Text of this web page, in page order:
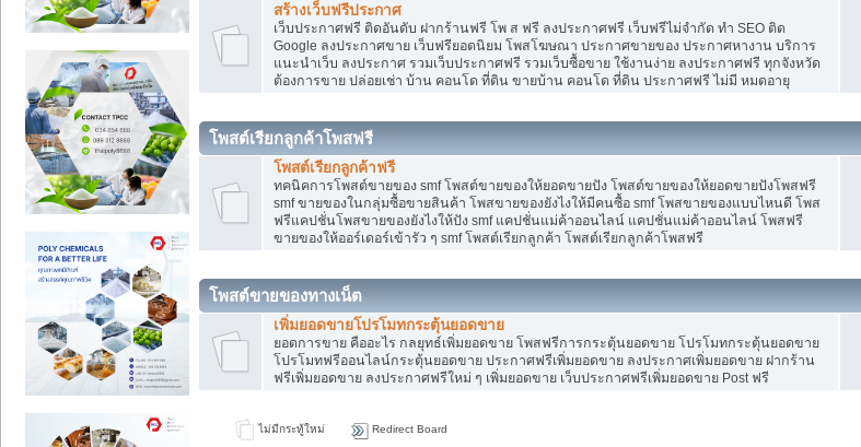
สร้างเว็บฟรีประกาศ
เว็บประกาศฟรี ติดอันดับ ฝากร้านฟรี โพ ส ฟรี ลงประกาศฟรี เว็บฟรีไม่จำกัด ทำ SEO ติด
Google ลงประกาศขาย เว็บฟรียอดนิยม โพสโฆษณา ประกาศขายของ ประกาศหางาน บริการ
แนะนำเว็บ ลงประกาศ รวมเว็บประกาศฟรี รวมเว็บซื้อขาย ใช้งานง่าย ลงประกาศฟรี ทุกจังหวัด
ต้องการขาย ปล่อยเช่า บ้าน คอนโด ที่ดิน ขายบ้าน คอนโด ที่ดิน ประกาศฟรี ไม่มี หมดอายุ
โพสต์เรียกลูกค้าโพสฟรี
โพสต์เรียกลูกค้าฟรี
ทคนิคการโพสต์ขายของ smf โพสต์ขายของให้ยอดขายปัง โพสต์ขายของให้ยอดขายปังโพสฟรี
smf ขายของในกลุ่มซื้อขายสินค้า โพสขายของยังไงให้มีคนซื้อ smf โพสขายของแบบไหนดี โพส
ฟรีแคปชั่นโพสขายของยังไงให้ปัง smf แคปชั่นแม่ค้าออนไลน์ แคปชั่นแม่ค้าออนไลน์ โพสฟรี
ขายของให้ออร์เดอร์เข้ารัว ๆ smf โพสต์เรียกลูกค้า โพสต์เรียกลูกค้าโพสฟรี
โพสต์ขายของทางเน็ต
เพิ่มยอดขายโปรโมทกระตุ้นยอดขาย
ยอดการขาย คืออะไร กลยุทธ์เพิ่มยอดขาย โพสฟรีการกระตุ้นยอดขาย โปรโมทกระตุ้นยอดขาย
โปรโมทฟรีออนไลน์กระตุ้นยอดขาย ประกาศฟรีเพิ่มยอดขาย ลงประกาศเพิ่มยอดขาย ฝากร้าน
ฟรีเพิ่มยอดขาย ลงประกาศฟรีใหม่ ๆ เพิ่มยอดขาย เว็บประกาศฟรีเพิ่มยอดขาย Post ฟรี
ไม่มีกระทู้ใหม่ Redirect Board